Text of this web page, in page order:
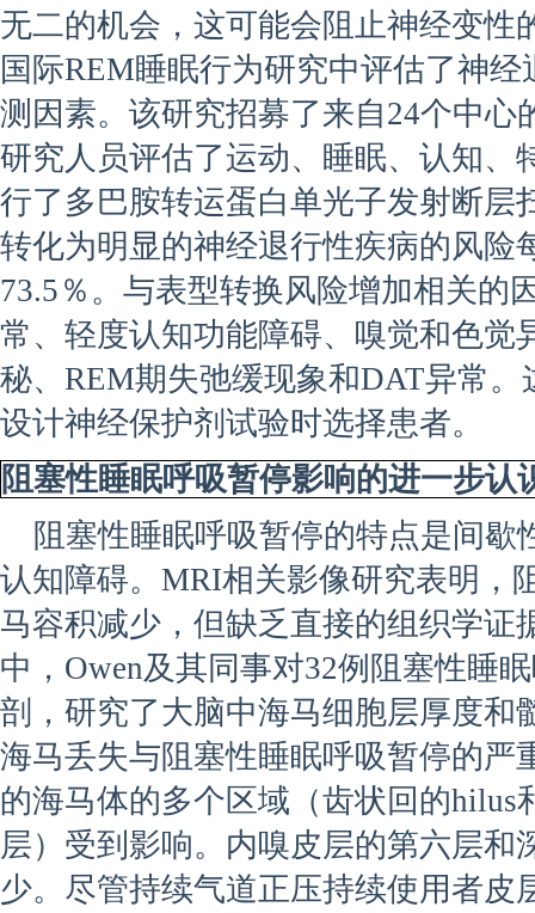
无二的机会，这可能会阻止神经变性
国际REM睡眠行为研究中评估了神
测因素。该研究招募了来自24个中心
研究人员评估了运动、睡眠、认知、
行了多巴胺转运蛋白单光子发射断层
转化为明显的神经退行性疾病的风险
73.5％。与表型转换风险增加相关的
常、轻度认知功能障碍、嗅觉和色觉
秘、REM期失弛缓现象和DAT异常
设计神经保护剂试验时选择患者。
阻塞性睡眠呼吸暂停影响的进一步认
阻塞性睡眠呼吸暂停的特点是间歇
认知障碍。MRI相关影像研究表明，
马容积减少，但缺乏直接的组织学证
中，Owen及其同事对32例阻塞性睡
剖，研究了大脑中海马细胞层厚度和
海马丢失与阻塞性睡眠呼吸暂停的严
的海马体的多个区域（齿状回的hilus
层）受到影响。内嗅皮层的第六层和
少。尽管持续气道正压持续使用者皮